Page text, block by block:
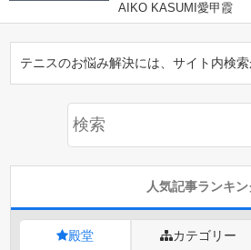
AIKO KASUMI愛甲霞
テニスのお悩み解決には、サイト内検索
人気記事ランキン
殿堂 カテゴリー